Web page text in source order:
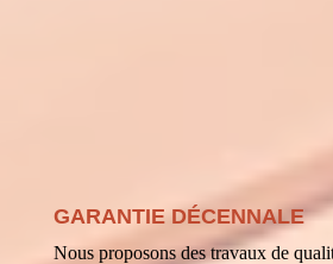
GARANTIE DÉCENNALE
Nous proposons des travaux de